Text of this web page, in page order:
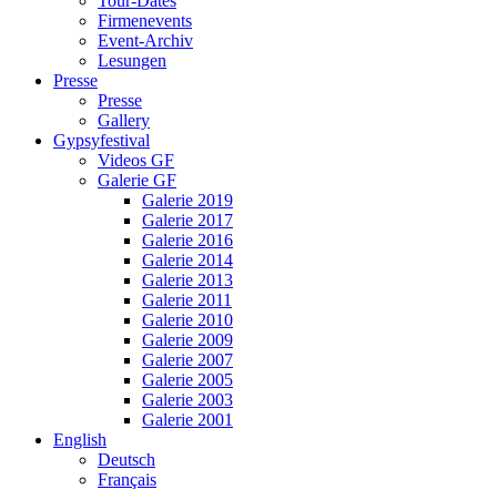
Firmenevents
Event-Archiv
Lesungen
Presse
Presse
Gallery
Gypsyfestival
Videos GF
Galerie GF
Galerie 2019
Galerie 2017
Galerie 2016
Galerie 2014
Galerie 2013
Galerie 2011
Galerie 2010
Galerie 2009
Galerie 2007
Galerie 2005
Galerie 2003
Galerie 2001
English
Deutsch
Français